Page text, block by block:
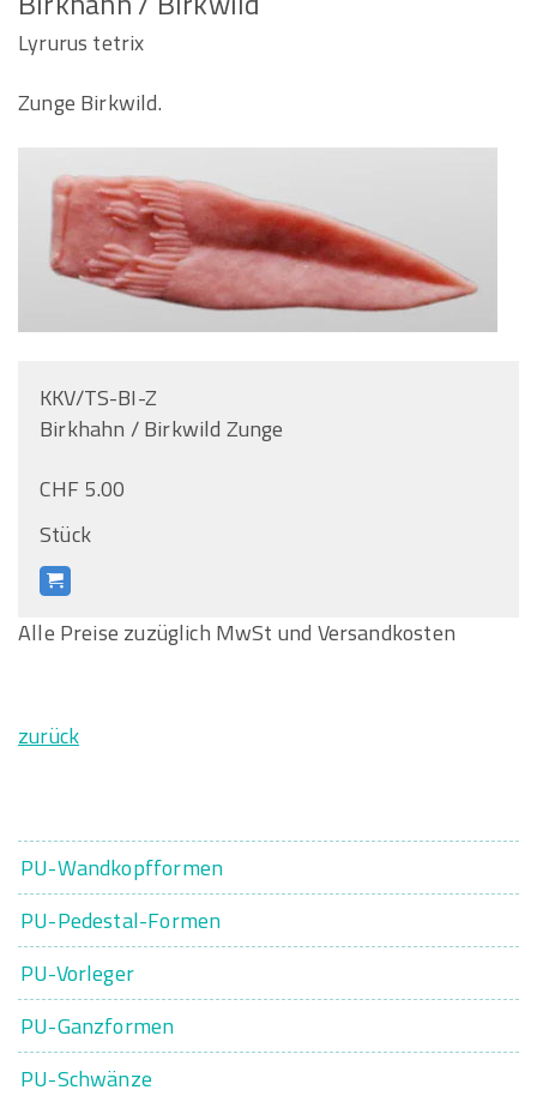
Lyrurus tetrix
Zunge Birkwild.
KKV/TS-BI-Z
Birkhahn / Birkwild Zunge
CHF 5.00
Stück
Alle Preise zuzüglich MwSt und Versandkosten
zurück
PU-Wandkopfformen
PU-Pedestal-Formen
PU-Vorleger
PU-Ganzformen
PU-Schwänze